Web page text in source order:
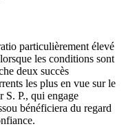
particulièrement élevé
les conditions sont
deux succès
les plus en vue sur le
S. P., qui engage
bénéficiera du regard